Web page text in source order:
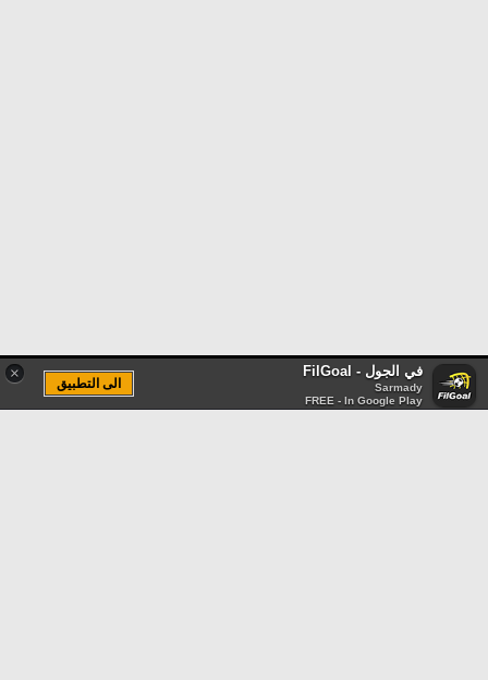
× في الجول - FilGoal
Sarmady
FREE - In Google Play
الى التطبيق